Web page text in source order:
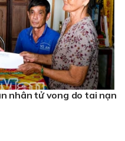
nhân tử vong do tai nạn